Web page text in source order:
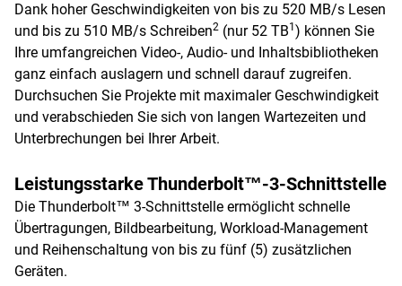
Dank hoher Geschwindigkeiten von bis zu 520 MB/s Lesen
und bis zu 510 MB/s Schreiben2 (nur 52 TB1 ) können Sie
Ihre umfangreichen Video-, Audio- und Inhaltsbibliotheken
ganz einfach auslagern und schnell darauf zugreifen.
Durchsuchen Sie Projekte mit maximaler Geschwindigkeit
und verabschieden Sie sich von langen Wartezeiten und
Unterbrechungen bei Ihrer Arbeit.
Leistungsstarke Thunderbolt™-3-Schnittstelle
Die Thunderbolt™ 3-Schnittstelle ermöglicht schnelle
Übertragungen, Bildbearbeitung, Workload-Management
und Reihenschaltung von bis zu fünf (5) zusätzlichen
Geräten.